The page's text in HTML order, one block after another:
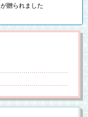
が贈られました